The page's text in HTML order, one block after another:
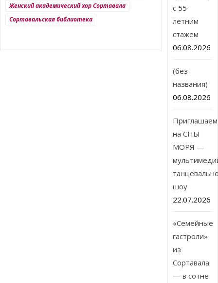
Женский академический хор Сортавала
Сортавальская библиотека
с 55-
летним
стажем
06.08.2026
(без
названия)
06.08.2026
Приглашаем
на СНЫ
МОРЯ —
шоу
22.07.2026
«Семейные
гастроли»
из
Сортавала
— в сотне